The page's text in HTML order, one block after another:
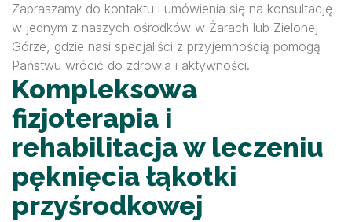
Zapraszamy do kontaktu i umówienia się na konsultację
w jednym z naszych ośrodków w Żarach lub Zielonej
Górze, gdzie nasi specjaliści z przyjemnością pomogą
Państwu wrócić do zdrowia i aktywności.
Kompleksowa
fizjoterapia i
rehabilitacja w leczeniu
pęknięcia łąkotki
przyśrodkowej